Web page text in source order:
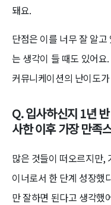
돼요.
단점은 이를 너무 잘 알고
는 생각이 들 때도 있어
커뮤니케이션의 난이도
Q. 입사하신지 1년
사한 이후 가장 만족
많은 것들이 떠오르지만,
이너로서 한 단계 성장했
만 잘하면 된다고 생각했